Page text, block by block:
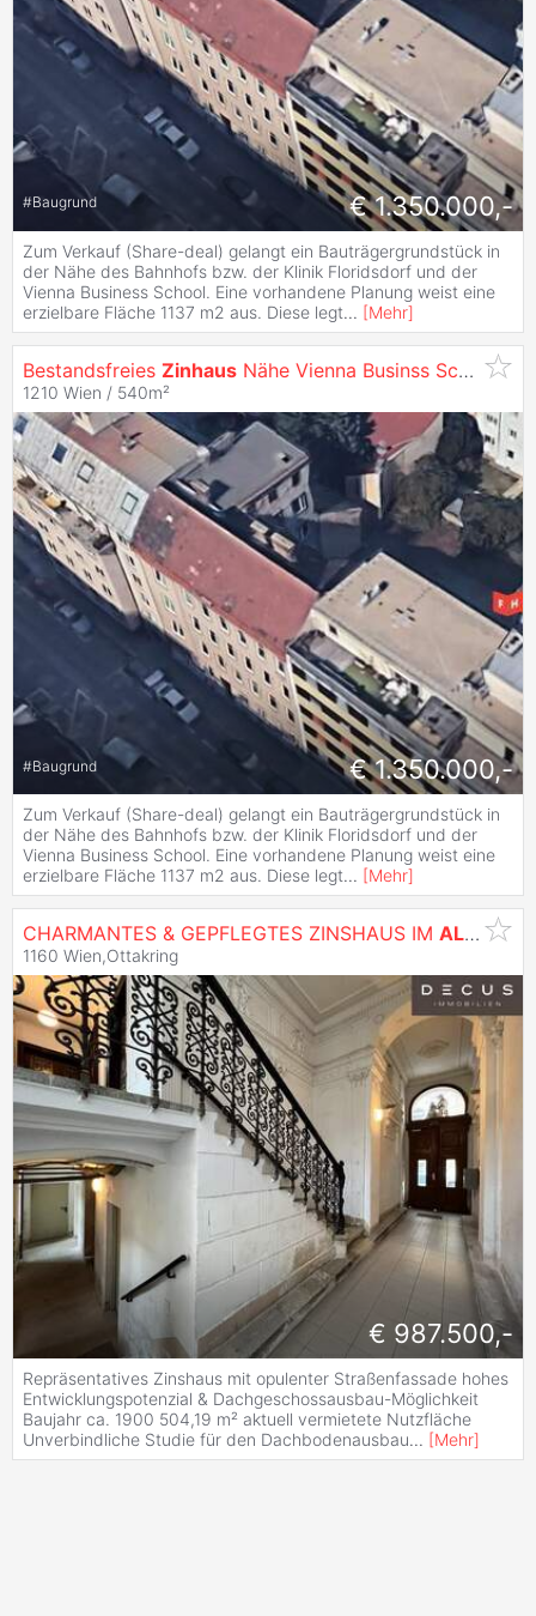
#Baugrund € 1.350.000,-
Zum Verkauf (Share-deal) gelangt ein Bauträgergrundstück in
der Nähe des Bahnhofs bzw. der Klinik Floridsdorf und der
Vienna Business School. Eine vorhandene Planung weist eine
erzielbare Fläche 1137 m2 aus. Diese legt... [Mehr]
Bestandsfreies Zinhaus Nähe Vienna Businss School
1210 Wien / 540m²
#Baugrund € 1.350.000,-
Zum Verkauf (Share-deal) gelangt ein Bauträgergrundstück in
der Nähe des Bahnhofs bzw. der Klinik Floridsdorf und der
Vienna Business School. Eine vorhandene Planung weist eine
erzielbare Fläche 1137 m2 aus. Diese legt... [Mehr]
CHARMANTES & GEPFLEGTES ZINSHAUS IM ALLEINEIGENTUM
1160 Wien,Ottakring
€ 987.500,-
Repräsentatives Zinshaus mit opulenter Straßenfassade hohes
Entwicklungspotenzial & Dachgeschossausbau-Möglichkeit
Baujahr ca. 1900 504,19 m² aktuell vermietete Nutzfläche
Unverbindliche Studie für den Dachbodenausbau... [Mehr]